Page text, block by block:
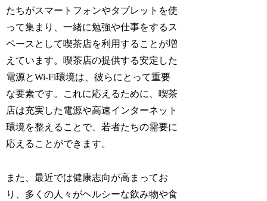
たちがスマートフォンやタブレットを使
って集まり、一緒に勉強や仕事をするス
ペースとして喫茶店を利用することが増
えています。喫茶店の提供する安定した
電源とWi-Fi環境は、彼らにとって重要
な要素です。これに応えるために、喫茶
店は充実した電源や高速インターネット
環境を整えることで、若者たちの需要に
応えることができます。
また、最近では健康志向が高まってお
り、多くの人々がヘルシーな飲み物や食